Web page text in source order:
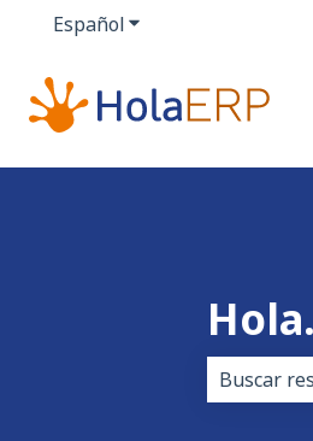
EspañolTraducciones de